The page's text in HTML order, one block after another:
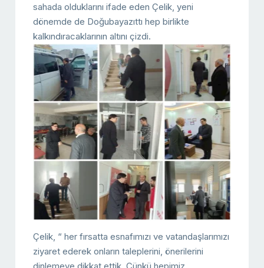
sahada olduklarını ifade eden Çelik, yeni
dönemde de Doğubayazıttı hep birlikte
kalkındıracaklarının altını çizdi.
Çelik, “ her fırsatta esnafımızı ve vatandaşlarımızı
ziyaret ederek onların taleplerini, önerilerini